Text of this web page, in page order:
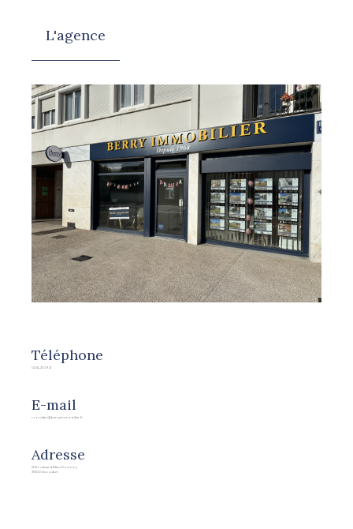
L'agence
Téléphone
02 54 21 09 21
E-mail
r.rondier@berryimmobilier.fr
Adresse
41 Boulevard Marx Dormoy
36100 Issoudun